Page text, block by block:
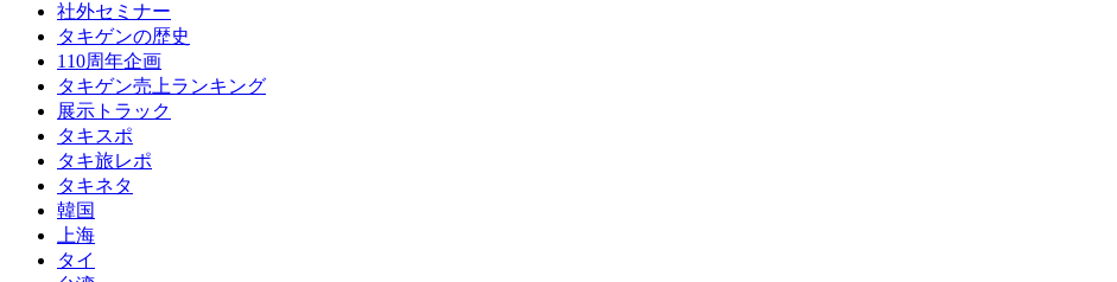
社外セミナー
タキゲンの歴史
110周年企画
タキゲン売上ランキング
展示トラック
タキスポ
タキ旅レポ
タキネタ
韓国
上海
タイ